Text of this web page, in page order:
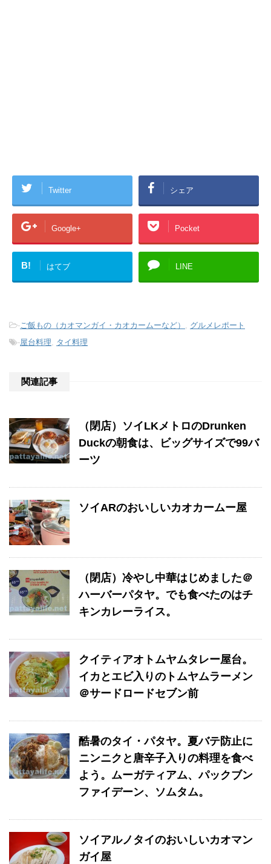
Twitter シェア
Google+ Pocket
B! はてブ LINE
-ご飯もの（カオマンガイ・カオカームーなど） , グルメレポート
-屋台料理, タイ料理
関連記事
（閉店）ソイLKメトロのDrunken
Duckの朝食は、ビッグサイズで99バ
ーツ
ソイARのおいしいカオカームー屋
（閉店）冷やし中華はじめました＠
ハーバーパタヤ。でも食べたのはチ
キンカレーライス。
クイティアオトムヤムタレー屋台。
イカとエビ入りのトムヤムラーメン
＠サードロードセブン前
酷暑のタイ・パタヤ。夏バテ防止に
ニンニクと唐辛子入りの料理を食べ
よう。ムーガティアム、パックブン
ファイデーン、ソムタム。
ソイアルノタイのおいしいカオマン
ガイ屋